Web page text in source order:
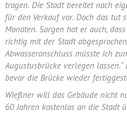
tragen. Die Stadt bereitet nach
für den Verkauf vor. Doch das tut
Monaten. Sorgen hat er auch,
richtig mit der Stadt
Abwasseranschluss müsste ich
Augustusbrücke verlegen lassen.“
bevor die Brücke wieder
Wießner will das Gebäude nicht
60 Jahren kostenlos an die Stadt